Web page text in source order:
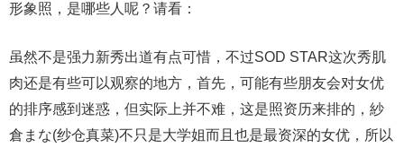
形象照，是哪些人呢？请看：
虽然不是强力新秀出道有点可惜，不过SOD STAR这次秀肌
肉还是有些可以观察的地方，首先，可能有些朋友会对女优
的排序感到迷惑，但实际上并不难，这是照资历来排的，紗
倉まな(纱仓真菜)不只是大学姐而且也是最资深的女优，所以